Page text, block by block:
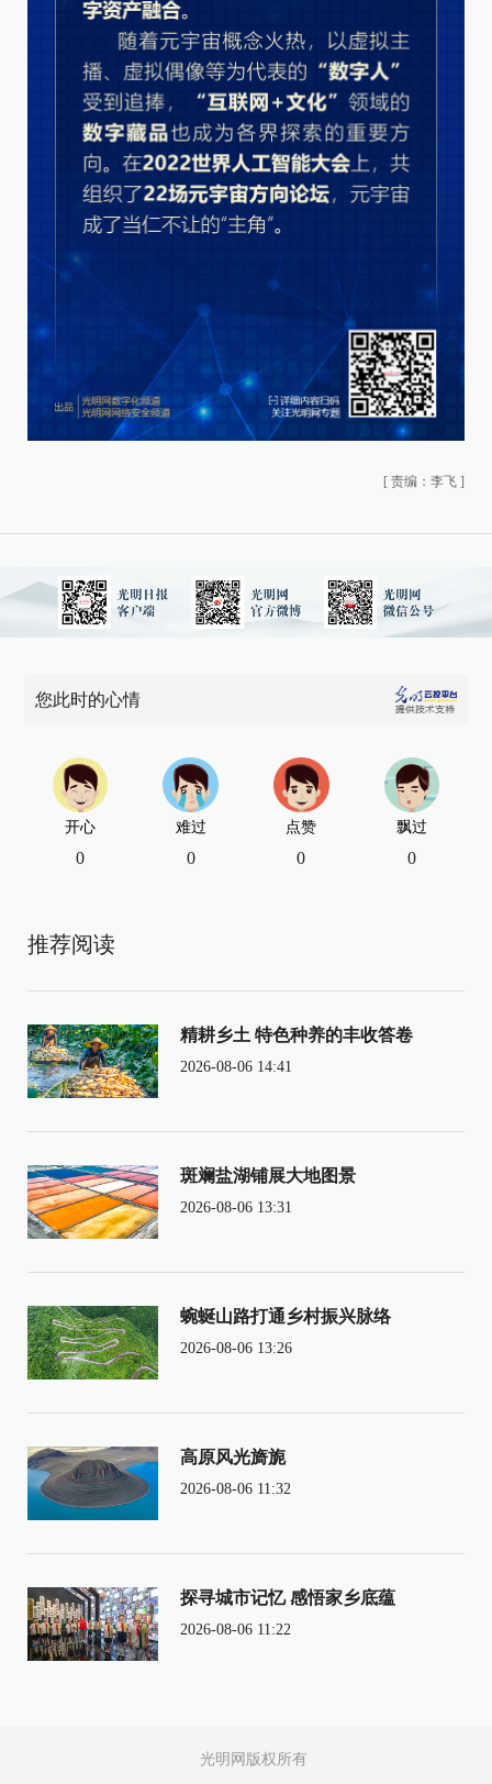
[ 责编：李飞 ]
您此时的心情
开心
0
难过
0
点赞
0
飘过
0
推荐阅读
精耕乡土 特色种养的丰收答卷
2026-08-06 14:41
斑斓盐湖铺展大地图景
2026-08-06 13:31
蜿蜒山路打通乡村振兴脉络
2026-08-06 13:26
高原风光旖旎
2026-08-06 11:32
探寻城市记忆 感悟家乡底蕴
2026-08-06 11:22
光明网版权所有